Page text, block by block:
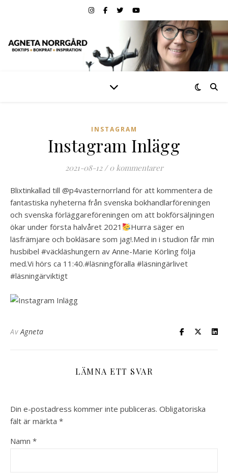
INSTAGRAM
Instagram Inlägg
2021-08-12 / 0 kommentarer
Blixtinkallad till @p4vasternorrland för att kommentera de
fantastiska nyheterna från svenska bokhandlarföreningen
och svenska förläggareföreningen om att bokförsäljningen
ökar under första halvåret 2021
Hurra säger en
läsfrämjare och bokläsare som jag!.Med in i studion får min
husbibel #väckläshungern av Anne-Marie Körling följa
med.Vi hörs ca 11:40.#läsningföralla #läsningärlivet
#läsningärviktigt
AvAgneta
LÄMNA ETT SVAR
Din e-postadress kommer inte publiceras. Obligatoriska
fält är märkta *
Namn *